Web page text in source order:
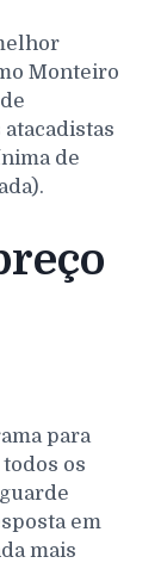
Monteiro
de
para
os
em
mais